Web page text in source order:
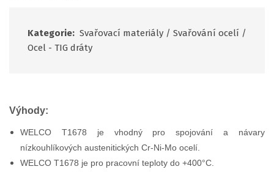
Kategorie: Svařovací materiály / Svařování ocelí /
Ocel - TIG dráty
Výhody:
WELCO T1678 je vhodný pro spojování a návary
nízkouhlíkových austenitických Cr-Ni-Mo ocelí.
WELCO T1678 je pro pracovní teploty do +400°C.